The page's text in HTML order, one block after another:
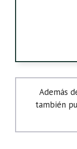
Además
también